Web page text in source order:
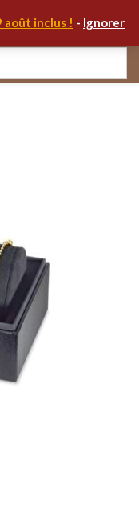
août inclus ! - Ignorer